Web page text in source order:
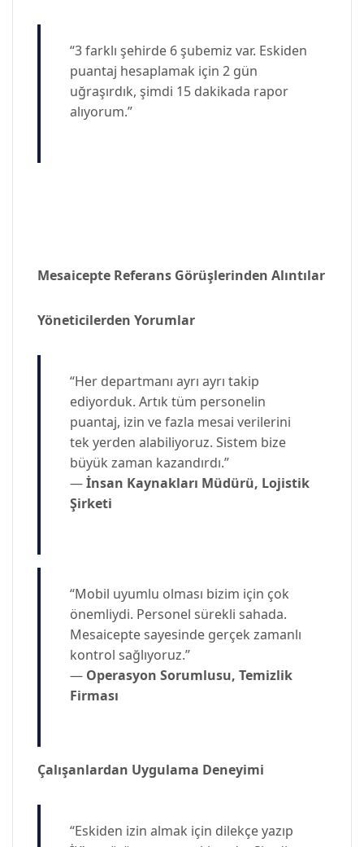
“3 farklı şehirde 6 şubemiz var. Eskiden
puantaj hesaplamak için 2 gün
uğraşırdık, şimdi 15 dakikada rapor
alıyorum.”
Mesaicepte Referans Görüşlerinden Alıntılar
Yöneticilerden Yorumlar
“Her departmanı ayrı ayrı takip
ediyorduk. Artık tüm personelin
puantaj, izin ve fazla mesai verilerini
tek yerden alabiliyoruz. Sistem bize
büyük zaman kazandırdı.”
—İnsan Kaynakları Müdürü, Lojistik
Şirketi
“Mobil uyumlu olması bizim için çok
önemliydi. Personel sürekli sahada.
Mesaicepte sayesinde gerçek zamanlı
kontrol sağlıyoruz.”
— Operasyon Sorumlusu, Temizlik
Firması
Çalışanlardan Uygulama Deneyimi
“Eskiden izin almak için dilekçe yazıp